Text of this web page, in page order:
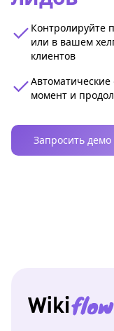
Контролируйте
или в вашем
клиентов
момент и
Запросить демо